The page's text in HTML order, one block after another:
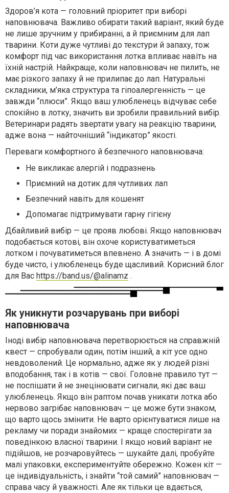
Здоров’я кота — головний пріоритет при виборі
наповнювача. Важливо обирати такий варіант, який буде
не лише зручним у прибиранні, а й приємним для лап
тварини. Коти дуже чутливі до текстури й запаху, тож
комфорт під час використання лотка впливає навіть на
їхній настрій. Найкраще, коли наповнювач не пилить, не
має різкого запаху й не прилипає до лап. Натуральні
складники, м’яка структура та гіпоалергенність — це
завжди “плюси”. Якщо ваш улюбленець відчуває себе
спокійно в лотку, значить ви зробили правильний вибір.
Ветеринари радять звертати увагу на реакцію тварини,
адже вона — найточніший “індикатор” якості.
Переваги комфортного й безпечного наповнювача:
Не викликає алергій і подразнень
Приємний на дотик для чутливих лап
Безпечний навіть для кошенят
Допомагає підтримувати гарну гігієну
Дбайливий вибір — це прояв любові. Якщо наповнювач
подобається котові, він охоче користуватиметься
лотком і почуватиметься впевнено. А значить — і в домі
буде чисто, і улюбленець буде щасливий. Корисний блог
для Вас https://band.us/@alinamz .
Як уникнути розчарувань при виборі
наповнювача
Іноді вибір наповнювача перетворюється на справжній
квест — спробували один, потім інший, а кіт усе одно
невдоволений. Це нормально, адже як у людей різні
вподобання, так і в котів — свої. Головне правило тут —
не поспішати й не знецінювати сигнали, які дає ваш
улюбленець. Якщо він раптом почав уникати лотка або
нервово загрібає наповнювач — це може бути знаком,
що варто щось змінити. Не варто орієнтуватися лише на
рекламу чи поради знайомих — краще спостерігати за
поведінкою власної тварини. І якщо новий варіант не
підійшов, не розчаровуйтесь — шукайте далі, пробуйте
малі упаковки, експериментуйте обережно. Кожен кіт —
це індивідуальність, і знайти “той самий” наповнювач —
справа часу й уважності. Але як тільки це вдається,